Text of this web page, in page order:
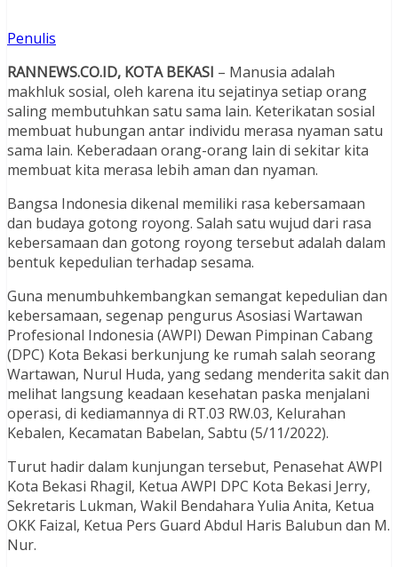
Penulis
RANNEWS.CO.ID, KOTA BEKASI – Manusia adalah
makhluk sosial, oleh karena itu sejatinya setiap orang
saling membutuhkan satu sama lain. Keterikatan sosial
membuat hubungan antar individu merasa nyaman satu
sama lain. Keberadaan orang-orang lain di sekitar kita
membuat kita merasa lebih aman dan nyaman.
Bangsa Indonesia dikenal memiliki rasa kebersamaan
dan budaya gotong royong. Salah satu wujud dari rasa
kebersamaan dan gotong royong tersebut adalah dalam
bentuk kepedulian terhadap sesama.
Guna menumbuhkembangkan semangat kepedulian dan
kebersamaan, segenap pengurus Asosiasi Wartawan
Profesional Indonesia (AWPI) Dewan Pimpinan Cabang
(DPC) Kota Bekasi berkunjung ke rumah salah seorang
Wartawan, Nurul Huda, yang sedang menderita sakit dan
melihat langsung keadaan kesehatan paska menjalani
operasi, di kediamannya di RT.03 RW.03, Kelurahan
Kebalen, Kecamatan Babelan, Sabtu (5/11/2022).
Turut hadir dalam kunjungan tersebut, Penasehat AWPI
Kota Bekasi Rhagil, Ketua AWPI DPC Kota Bekasi Jerry,
Sekretaris Lukman, Wakil Bendahara Yulia Anita, Ketua
OKK Faizal, Ketua Pers Guard Abdul Haris Balubun dan M.
Nur.